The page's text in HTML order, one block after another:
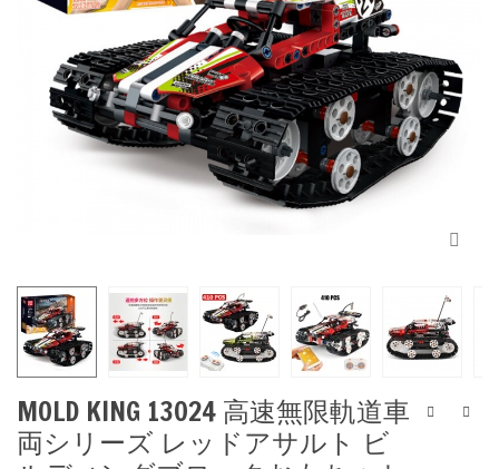
MOLD KING 13024 高速無限軌道車
両シリーズ レッドアサルト ビ